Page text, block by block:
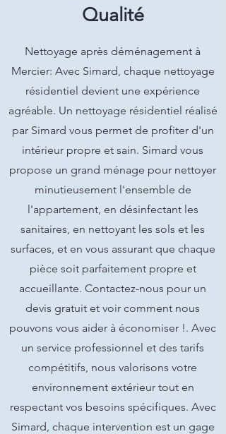
Qualité
Nettoyage après déménagement à
Mercier: Avec Simard, chaque nettoyage
résidentiel devient une expérience
agréable. Un nettoyage résidentiel réalisé
par Simard vous permet de profiter d'un
intérieur propre et sain. Simard vous
propose un grand ménage pour nettoyer
minutieusement l'ensemble de
l'appartement, en désinfectant les
sanitaires, en nettoyant les sols et les
surfaces, et en vous assurant que chaque
pièce soit parfaitement propre et
accueillante. Contactez-nous pour un
devis gratuit et voir comment nous
pouvons vous aider à économiser !. Avec
un service professionnel et des tarifs
compétitifs, nous valorisons votre
environnement extérieur tout en
respectant vos besoins spécifiques. Avec
Simard, chaque intervention est un gage